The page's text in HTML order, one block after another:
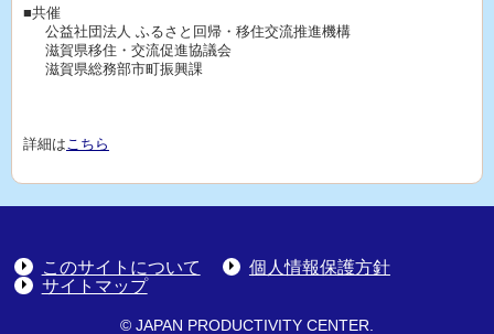
■共催
公益社団法人 ふるさと回帰・移住交流推進機構
滋賀県移住・交流促進協議会
滋賀県総務部市町振興課
詳細はこちら
このサイトについて
個人情報保護方針
サイトマップ
© JAPAN PRODUCTIVITY CENTER.